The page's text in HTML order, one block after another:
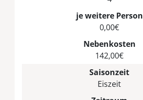
je weitere Person
0,00€
Nebenkosten
142,00€
Saisonzeit
Eiszeit